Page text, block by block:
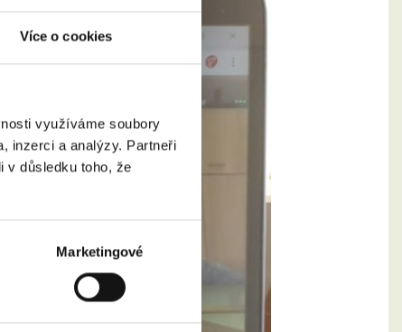
Více o cookies
využíváme soubory
inzerci a analýzy. Partneři
v důsledku toho, že
Marketingové